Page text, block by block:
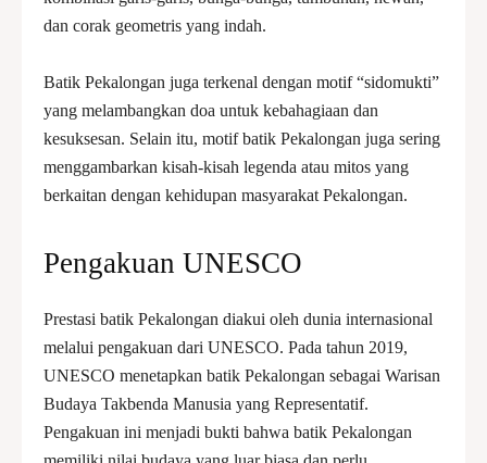
dan corak geometris yang indah.
Batik Pekalongan juga terkenal dengan motif “sidomukti”
yang melambangkan doa untuk kebahagiaan dan
kesuksesan. Selain itu, motif batik Pekalongan juga sering
menggambarkan kisah-kisah legenda atau mitos yang
berkaitan dengan kehidupan masyarakat Pekalongan.
Pengakuan UNESCO
Prestasi batik Pekalongan diakui oleh dunia internasional
melalui pengakuan dari UNESCO. Pada tahun 2019,
UNESCO menetapkan batik Pekalongan sebagai Warisan
Budaya Takbenda Manusia yang Representatif.
Pengakuan ini menjadi bukti bahwa batik Pekalongan